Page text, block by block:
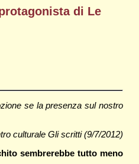
di Le
se la presenza sul nostro
culturale Gli scritti (9/7/2012)
sembrerebbe tutto meno